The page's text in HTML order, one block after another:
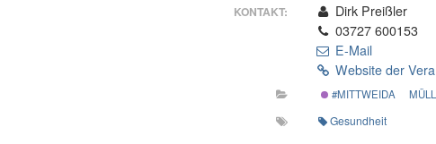
KONTAKT:
Dirk Preißler
03727 600153
E-Mail
Website der
#MITTWEIDA
Gesundheit